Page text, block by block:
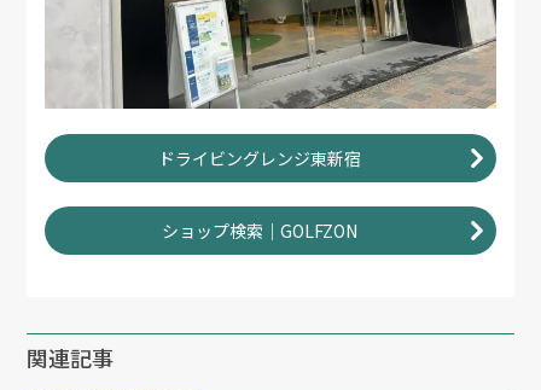
ドライビングレンジ東新宿
ショップ検索｜GOLFZON
関連記事